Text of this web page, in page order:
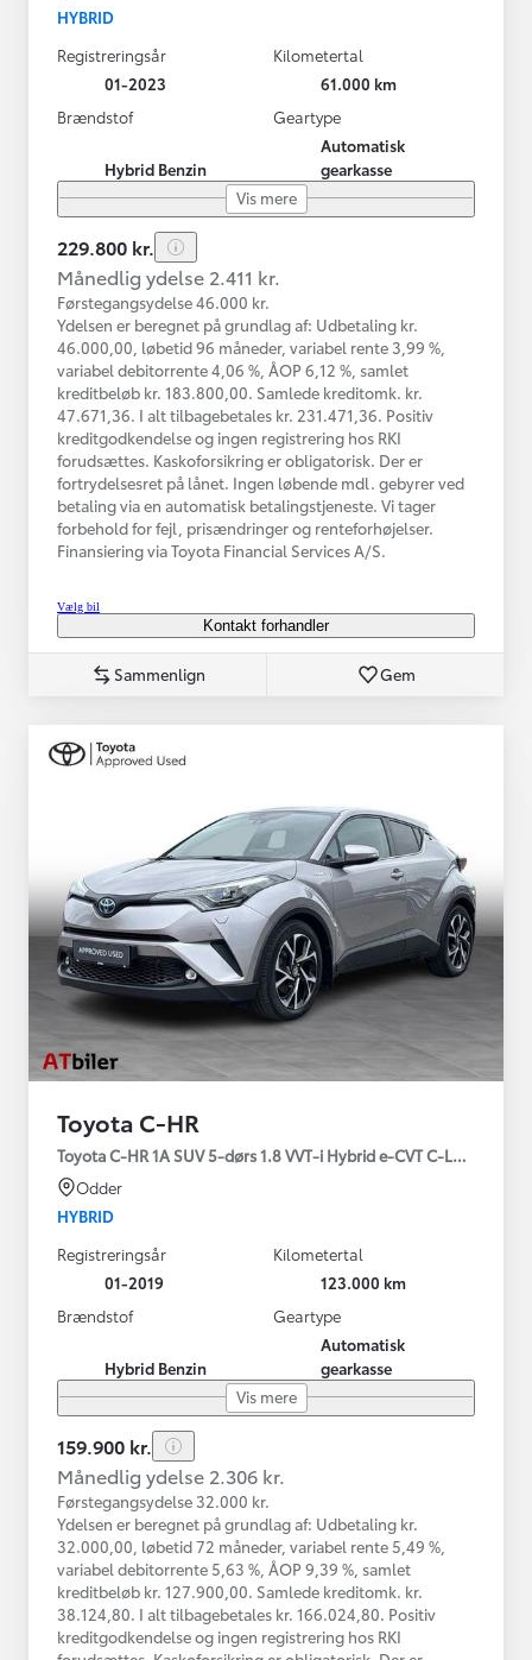
HYBRID
Registreringsår
01-2023
Kilometertal
61.000 km
Brændstof
Hybrid Benzin
Geartype
Automatisk
gearkasse
Vis mere
229.800 kr.
Månedlig ydelse 2.411 kr.
Førstegangsydelse 46.000 kr.
Ydelsen er beregnet på grundlag af: Udbetaling kr.
46.000,00, løbetid 96 måneder, variabel rente 3,99 %,
variabel debitorrente 4,06 %, ÅOP 6,12 %, samlet
kreditbeløb kr. 183.800,00. Samlede kreditomk. kr.
47.671,36. I alt tilbagebetales kr. 231.471,36. Positiv
kreditgodkendelse og ingen registrering hos RKI
forudsættes. Kaskoforsikring er obligatorisk. Der er
fortrydelsesret på lånet. Ingen løbende mdl. gebyrer ved
betaling via en automatisk betalingstjeneste. Vi tager
forbehold for fejl, prisændringer og renteforhøjelser.
Finansiering via Toyota Financial Services A/S.
Vælg bil
Kontakt forhandler
Sammenlign Gem
Toyota C-HR
Toyota C-HR 1A SUV 5-dørs 1.8 VVT-i Hybrid e-CVT C-LUB -
Odder
HYBRID
Registreringsår
01-2019
Kilometertal
123.000 km
Brændstof
Hybrid Benzin
Geartype
Automatisk
gearkasse
Vis mere
159.900 kr.
Månedlig ydelse 2.306 kr.
Førstegangsydelse 32.000 kr.
Ydelsen er beregnet på grundlag af: Udbetaling kr.
32.000,00, løbetid 72 måneder, variabel rente 5,49 %,
variabel debitorrente 5,63 %, ÅOP 9,39 %, samlet
kreditbeløb kr. 127.900,00. Samlede kreditomk. kr.
38.124,80. I alt tilbagebetales kr. 166.024,80. Positiv
kreditgodkendelse og ingen registrering hos RKI